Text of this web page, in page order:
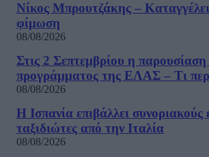
Νίκος Μπρουτζάκης –
φίμωση
08/08/2026
Στις 2 Σεπτεμβρίου η παρουσίαση
προγράμματος της ΕΛΑΣ – Τι
08/08/2026
Η Ισπανία επιβάλλει συνοριακούς
ταξιδιώτες από την Ιταλία
08/08/2026